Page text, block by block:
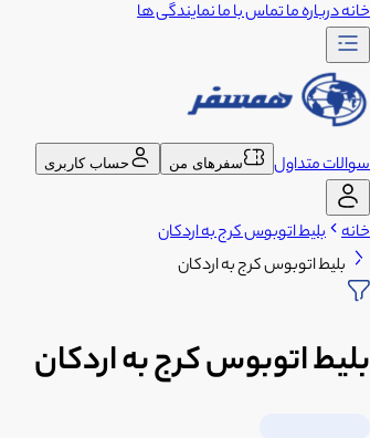
خانهدرباره ماتماس با مانمایندگی ها
سوالات متداول سفرهای من حساب کاربری
خانه بلیط اتوبوس کرج به اردکان
بلیط اتوبوس کرج به اردکان
بلیط اتوبوس کرج به اردکان